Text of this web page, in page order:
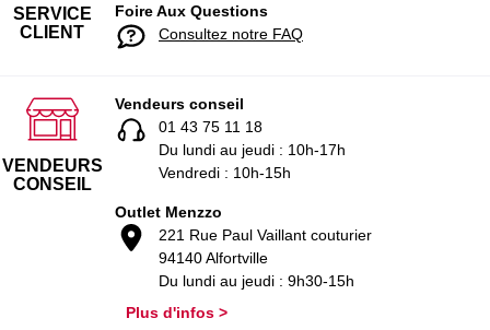
SERVICE
CLIENT
Foire Aux Questions
Consultez notre FAQ
VENDEURS
CONSEIL
Vendeurs conseil
01 43 75 11 18
Du lundi au jeudi : 10h-17h
Vendredi : 10h-15h
Outlet Menzzo
221 Rue Paul Vaillant couturier
94140 Alfortville
Du lundi au jeudi : 9h30-15h
Plus d'infos >